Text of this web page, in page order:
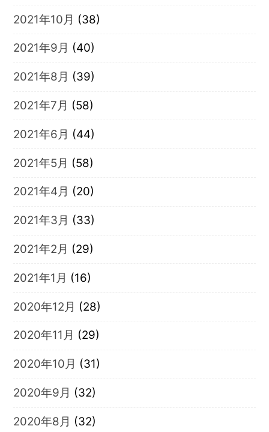
2021年10月 (38)
2021年9月 (40)
2021年8月 (39)
2021年7月 (58)
2021年6月 (44)
2021年5月 (58)
2021年4月 (20)
2021年3月 (33)
2021年2月 (29)
2021年1月 (16)
2020年12月 (28)
2020年11月 (29)
2020年10月 (31)
2020年9月 (32)
2020年8月 (32)